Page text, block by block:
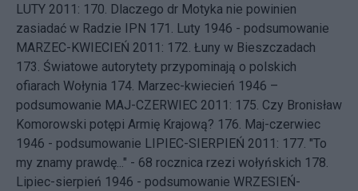
LUTY 2011: 170. Dlaczego dr Motyka nie powinien
zasiadać w Radzie IPN 171.
Luty 1946 - podsumowanie
MARZEC-KWIECIEŃ 2011: 172. Łuny w Bieszczadach
173. Światowe autorytety przypominają o polskich
ofiarach Wołynia 174. Marzec-kwiecień 1946 –
podsumowanie MAJ-CZERWIEC 2011: 175. Czy Bronisław
Komorowski potępi Armię Krajową? 176. Maj-czerwiec
1946 - podsumowanie LIPIEC-SIERPIEŃ 2011: 177. "To
my znamy prawdę..." - 68 rocznica rzezi wołyńskich 178.
Lipiec-sierpień 1946 - podsumowanie WRZESIEŃ-